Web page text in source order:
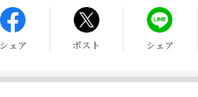
シェア ポスト シェア